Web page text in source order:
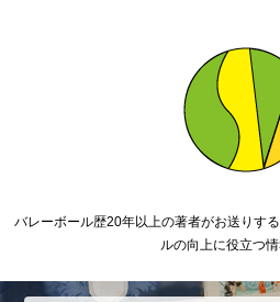
バレーボール歴20年以上の著者がお送りす
ルの向上に役立つ